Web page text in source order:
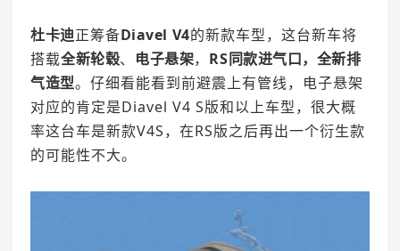
杜卡迪正筹备Diavel V4的新款车型，这台新车将
搭载全新轮毂、 电子悬架， RS同款进气口，全新排
气造型。仔细看能看到前避震上有管线，电子悬架
对应的肯定是Diavel V4 S版和以上车型，很大概
率这台车是新款V4S，在RS版之后再出一个衍生款
的可能性不大。